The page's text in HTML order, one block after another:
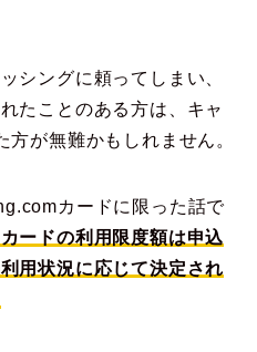
シングに頼ってしまい、
たことのある方は、キャ
が無難かもしれません。
カードに限った話で
ードの利用限度額は申込
用状況に応じて決定され